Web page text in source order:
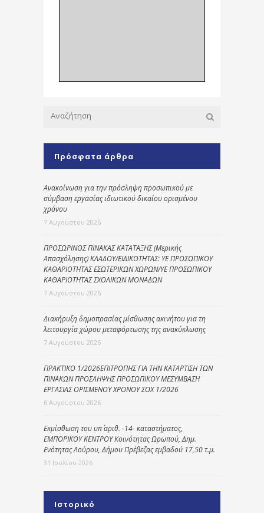
Πρόσφατα άρθρα
Ανακοίνωση για την πρόσληψη προσωπικού με
σύμβαση εργασίας ιδιωτικού δικαίου ορισμένου
χρόνου
7 Αυγούστου 2026
ΠΡΟΣΩΡΙΝΟΣ ΠΙΝΑΚΑΣ ΚΑΤΑΤΑΞΗΣ (Μερικής
Απασχόλησης) ΚΛΑΔΟΥ/ΕΙΔΙΚΟΤΗΤΑΣ: ΥΕ ΠΡΟΣΩΠΙΚΟΥ
ΚΑΘΑΡΙΟΤΗΤΑΣ ΕΣΩΤΕΡΙΚΩΝ ΧΩΡΩΝ/ΥΕ ΠΡΟΣΩΠΙΚΟΥ
ΚΑΘΑΡΙΟΤΗΤΑΣ ΣΧΟΛΙΚΩΝ ΜΟΝΑΔΩΝ
7 Αυγούστου 2026
Διακήρυξη δημοπρασίας μίσθωσης ακινήτου για τη
λειτουργία χώρου μεταφόρτωσης της ανακύκλωσης
7 Αυγούστου 2026
ΠΡΑΚΤΙΚΟ 1/2026ΕΠΙΤΡΟΠΗΣ ΓΙΑ ΤΗΝ ΚΑΤΑΡΤΙΣΗ ΤΩΝ
ΠΙΝΑΚΩΝ ΠΡΟΣΛΗΨΗΣ ΠΡΟΣΩΠΙΚΟΥ ΜΕΣΥΜΒΑΣΗ
ΕΡΓΑΣΙΑΣ ΟΡΙΣΜΕΝΟΥ ΧΡΟΝΟΥ ΣΟΧ 1/2026
6 Αυγούστου 2026
Εκμίσθωση του υπ΄ αριθ. -14- καταστήματος,
ΕΜΠΟΡΙΚΟΥ ΚΕΝΤΡΟΥ Κοινότητας Ωρωπού, Δημ.
Ενότητας Λούρου, Δήμου Πρέβεζας εμβαδού 17,50 τ.μ.
31 Ιουλίου 2026
Ιστορικό